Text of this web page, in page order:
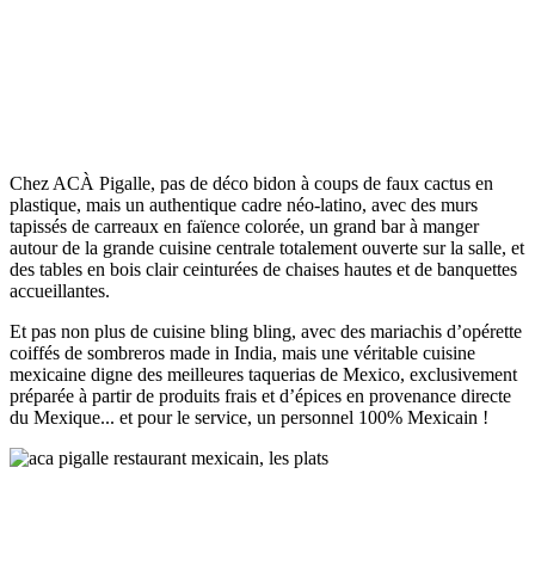
Chez ACÀ Pigalle, pas de déco bidon à coups de faux cactus en
plastique, mais un authentique cadre néo-latino, avec des murs
tapissés de carreaux en faïence colorée, un grand bar à manger
autour de la grande cuisine centrale totalement ouverte sur la salle, et
des tables en bois clair ceinturées de chaises hautes et de banquettes
accueillantes.
Et pas non plus de cuisine bling bling, avec des mariachis d’opérette
coiffés de sombreros made in India, mais une véritable cuisine
mexicaine digne des meilleures taquerias de Mexico, exclusivement
préparée à partir de produits frais et d’épices en provenance directe
du Mexique... et pour le service, un personnel 100% Mexicain !